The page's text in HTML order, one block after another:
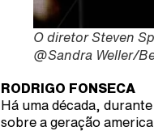
O diretor Steven
@Sandra Weller/
RODRIGO FONSECA
Há uma década,
sobre a geração